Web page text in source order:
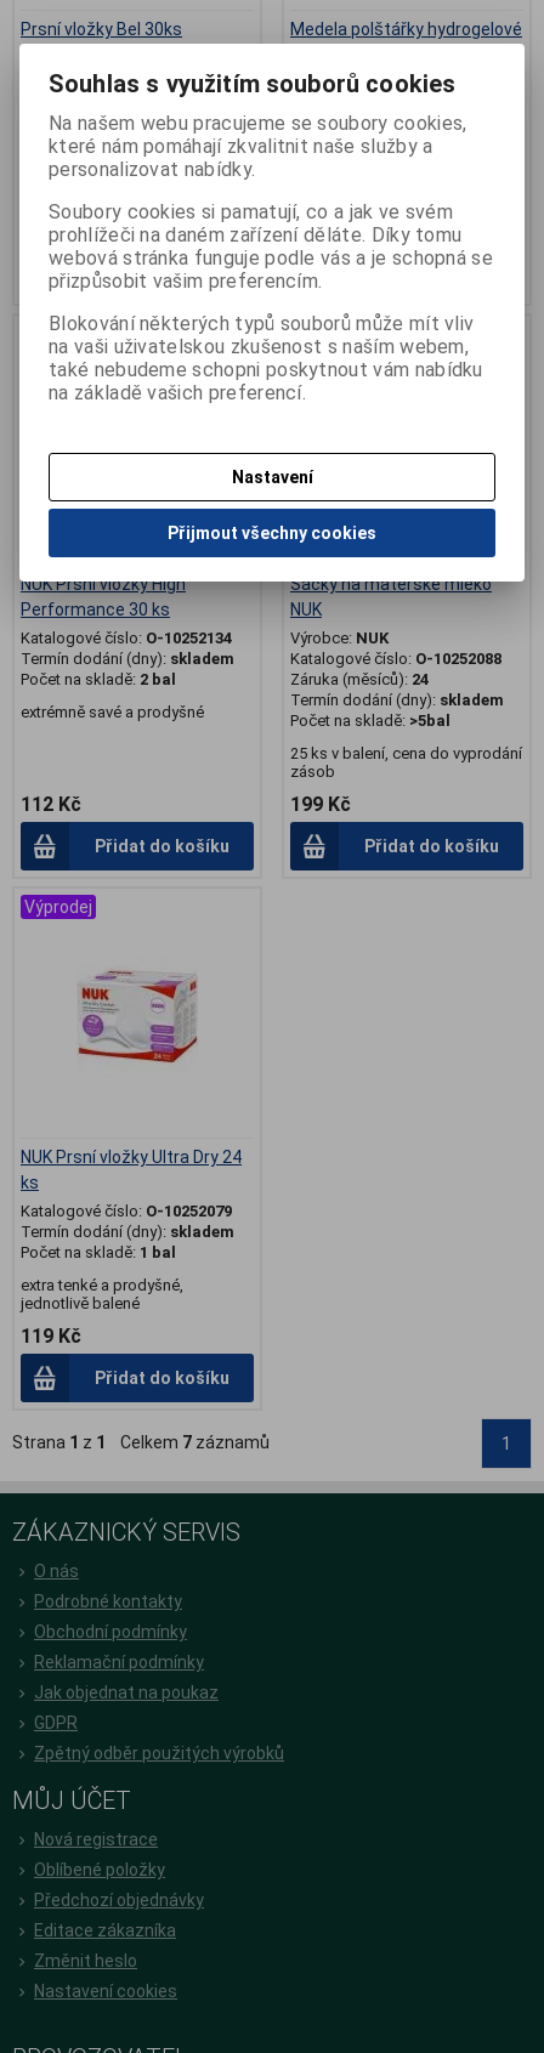
Prsní vložky Bel 30ks
Katalogové číslo: O-7031960
skladem
Počet na skladě: >5ks
balení 30ks
83 Kč
Přidat do košíku
Medela polštářky hydrogelové
Výrobce:Medela
Záruka (měsíců):24
Termín dodání (dny):
683 Kč
Přidat do košíku
NUK Prsní vložky High
Performance 30 ks
Katalogové číslo: O-10252134
Termín dodání (dny): skladem
Počet na skladě: 2 bal
extrémně savé a prodyšné
112 Kč
Přidat do košíku
Sáčky na mateřské mléko
NUK
Výrobce: NUK
Katalogové číslo: O-10252088
Záruka (měsíců): 24
Termín dodání (dny): skladem
Počet na skladě: >5bal
25 ks v balení, cena do vyprodání
zásob
199 Kč
Přidat do košíku
Výprodej
NUK Prsní vložky Ultra Dry 24
ks
Katalogové číslo: O-10252079
Termín dodání (dny): skladem
Počet na skladě: 1 bal
extra tenké a prodyšné,
jednotlivě balené
119 Kč
Přidat do košíku
Strana 1 z 1 Celkem 7 záznamů 1
ZÁKAZNICKÝ SERVIS
O nás
Podrobné kontakty
Obchodní podmínky
Reklamační podmínky
Jak objednat na poukaz
GDPR
Zpětný odběr použitých výrobků
MŮJ ÚČET
Nová registrace
Oblíbené položky
Předchozí objednávky
Editace zákazníka
Změnit heslo
Nastavení cookies
Souhlas s využitím souborů cookies
Na našem webu pracujeme se soubory cookies,
které nám pomáhají zkvalitnit naše služby a
personalizovat nabídky.
Soubory cookies si pamatují, co a jak ve svém
prohlížeči na daném zařízení děláte. Díky tomu
webová stránka funguje podle vás a je schopná se
přizpůsobit vašim preferencím.
Blokování některých typů souborů může mít vliv
na vaši uživatelskou zkušenost s naším webem,
také nebudeme schopni poskytnout vám nabídku
na základě vašich preferencí.
Nastavení
Přijmout všechny cookies